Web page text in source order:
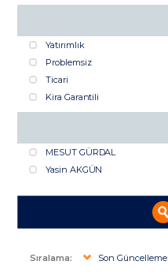
Yatırımlık
Problemsiz
Ticari
Kira Garantili
MESUT GÜRDAL
Yasin AKGÜN
Sıralama:
Son Güncelleme